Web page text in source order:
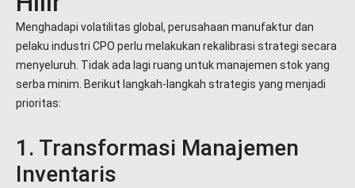
Menghadapi volatilitas global, perusahaan manufaktur dan
pelaku industri CPO perlu melakukan rekalibrasi strategi secara
menyeluruh. Tidak ada lagi ruang untuk manajemen stok yang
serba minim. Berikut langkah-langkah strategis yang menjadi
prioritas:
1. Transformasi Manajemen
Inventaris